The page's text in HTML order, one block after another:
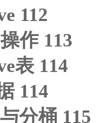
112
作 113
表 114
114
分桶 115